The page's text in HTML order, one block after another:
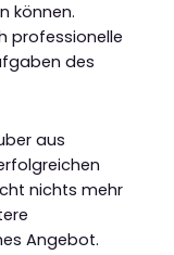
können.
professionelle
des
aus
nichts mehr
Angebot.